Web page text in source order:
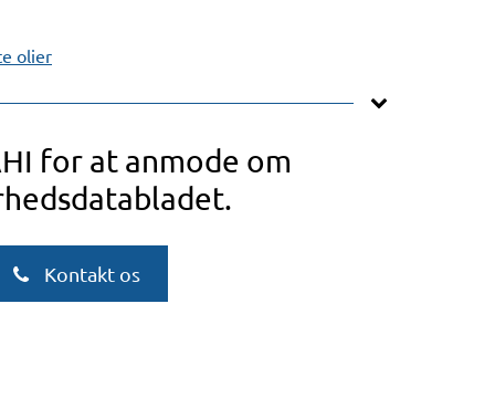
olier
for at anmode om
Kontakt os